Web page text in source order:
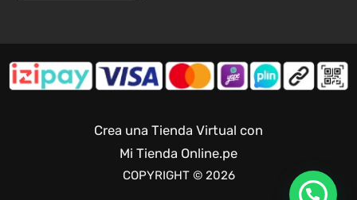
Crea una Tienda Virtual con
Mi Tienda Online.pe
COPYRIGHT © 2026